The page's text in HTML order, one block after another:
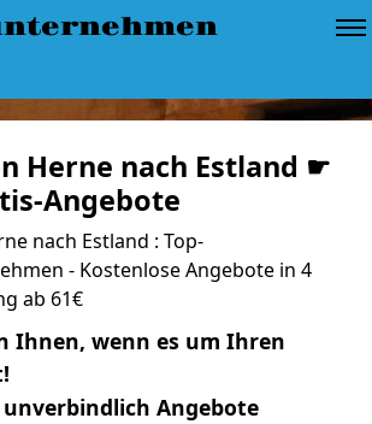
Herne nach Estland ☛
Angebote
nach Estland : Top-
- Kostenlose Angebote in 4
ab 61€
Ihnen, wenn es um Ihren
unverbindlich Angebote